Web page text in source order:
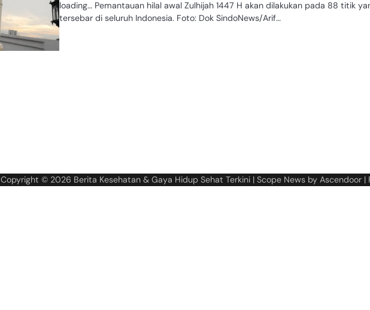
loading… Pemantauan hilal awal Zulhijah 1447 H akan dilakukan pada 88 titik
tersebar di seluruh Indonesia. Foto: Dok SindoNews/Arif…
Copyright © 2026 Berita Kesehatan & Gaya Hidup Sehat Terkini | Scope News by Ascendoor |